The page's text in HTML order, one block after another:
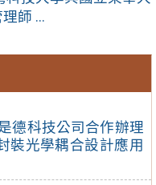
德科技公司合作辦理
裝光學耦合設計應用
師 ...